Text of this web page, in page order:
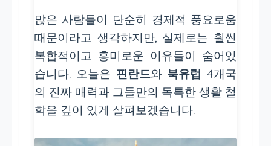
많은 사람들이 단순히 경제적 풍요로움
때문이라고 생각하지만, 실제로는 훨씬
복합적이고 흥미로운 이유들이 숨어있
습니다. 오늘은 핀란드와 북유럽 4개국
의 진짜 매력과 그들만의 독특한 생활 철
학을 깊이 있게 살펴보겠습니다.